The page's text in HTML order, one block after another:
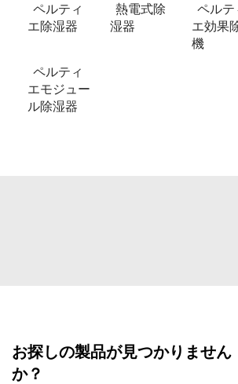
ペルティ
エ除湿器
熱電式除
湿器
ペルテ
エ効果
機
ペルティ
エモジュー
ル除湿器
お探しの製品が見つかりません
か？